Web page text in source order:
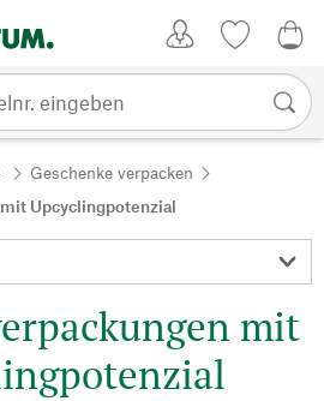
Geschenke verpacken
Upcyclingpotenzial
mit